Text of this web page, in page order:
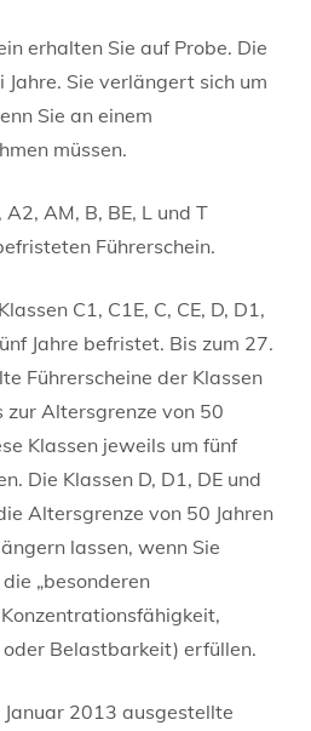
erhalten Sie auf Probe. Die
Sie verlängert sich um
Sie an einem
müssen.
AM, B, BE, L und T
Führerschein.
C1, C1E, C, CE, D, D1,
Jahre befristet. Bis zum 27.
Führerscheine der Klassen
zur Altersgrenze von 50
Klassen jeweils um fünf
Die Klassen D, D1, DE und
Altersgrenze von 50 Jahren
lassen, wenn Sie
„besonderen
Konzentrationsfähigkeit,
Belastbarkeit) erfüllen.
2013 ausgestellte